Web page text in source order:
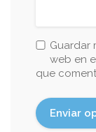
Guardar
web en
que